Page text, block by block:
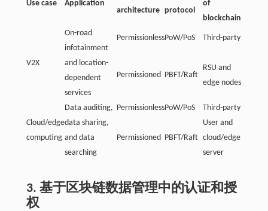
Use case Application
architecture protocol
of
blockchain
V2X
On-road
infotainment
and location-
dependent
services
PermissionlessPoW/PoS Third-party
Permissioned PBFT/Raft
RSU and
edge nodes
Cloud/edge
computing
Data auditing,
data sharing,
and data
searching
PermissionlessPoW/PoS Third-party
Permissioned PBFT/Raft
User and
cloud/edge
server
3. 基于区块链数据管理中的认证和授
权